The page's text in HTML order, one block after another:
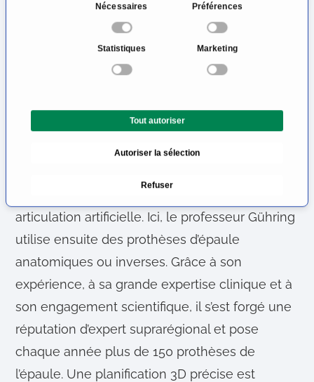
o
n
s
t
e
n
t
Nécessaires Préférences
Statistiques Marketing
Tout autoriser
Autoriser la sélection
Refuser
une thérapie par cellules souches graisseuses.
En l’absence d’amélioration des symptômes, le
professeur Gühring conseille des interventions
mini-invasives dans le cadre d’une
utilisées en combinaison avec des mesures
articulation artificielle. Ici, le professeur Gühring
utilise ensuite des prothèses d’épaule
anatomiques ou inverses. Grâce à son
expérience, à sa grande expertise clinique et à
son engagement scientifique, il s’est forgé une
réputation d’expert suprarégional et pose
chaque année plus de 150 prothèses de
l’épaule. Une planification 3D précise est